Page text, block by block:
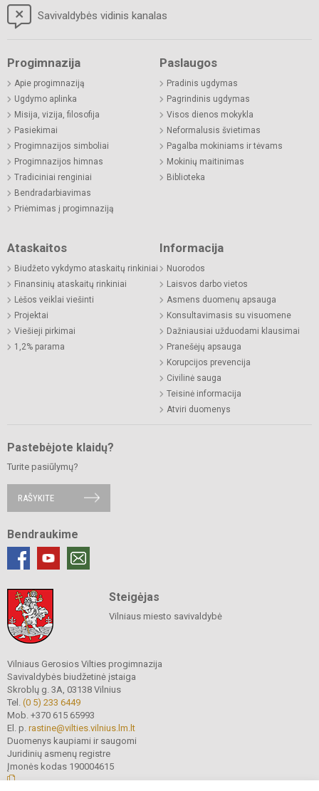
Savivaldybės vidinis kanalas
Progimnazija
Apie progimnaziją
Ugdymo aplinka
Misija, vizija, filosofija
Pasiekimai
Progimnazijos simboliai
Progimnazijos himnas
Tradiciniai renginiai
Bendradarbiavimas
Priėmimas į progimnaziją
Paslaugos
Pradinis ugdymas
Pagrindinis ugdymas
Visos dienos mokykla
Neformalusis švietimas
Pagalba mokiniams ir tėvams
Mokinių maitinimas
Biblioteka
Ataskaitos
Biudžeto vykdymo ataskaitų rinkiniai
Finansinių ataskaitų rinkiniai
Lėšos veiklai viešinti
Projektai
Viešieji pirkimai
1,2% parama
Informacija
Nuorodos
Laisvos darbo vietos
Asmens duomenų apsauga
Konsultavimasis su visuomene
Dažniausiai užduodami klausimai
Pranešėjų apsauga
Korupcijos prevencija
Civilinė sauga
Teisinė informacija
Atviri duomenys
Pastebėjote klaidų?
Turite pasiūlymų?
RAŠYKITE
Bendraukime
Steigėjas
Vilniaus miesto savivaldybė
Vilniaus Gerosios Vilties progimnazija
Savivaldybės biudžetinė įstaiga
Skroblų g. 3A, 03138 Vilnius
Tel. (0 5) 233 6449
Mob. +370 615 65993
El. p. rastine@vilties.vilnius.lm.lt
Duomenys kaupiami ir saugomi
Juridinių asmenų registre
Įmonės kodas 190004615